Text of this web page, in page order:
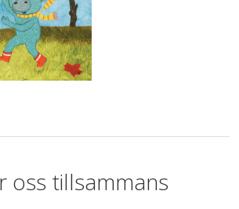
oss tillsammans